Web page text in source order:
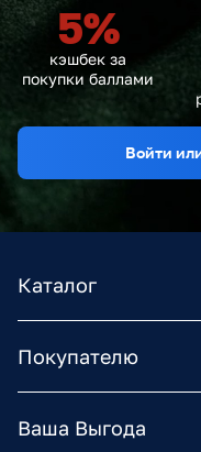
5%
кэшбек за
покупки баллами
Войти
Каталог
Покупателю
Ваша Выгода